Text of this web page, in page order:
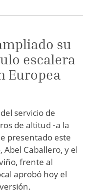
su
escalera
Europea
servicio de
de altitud -a la
presentado este
Abel Caballero, y el
frente al
aprobó hoy el